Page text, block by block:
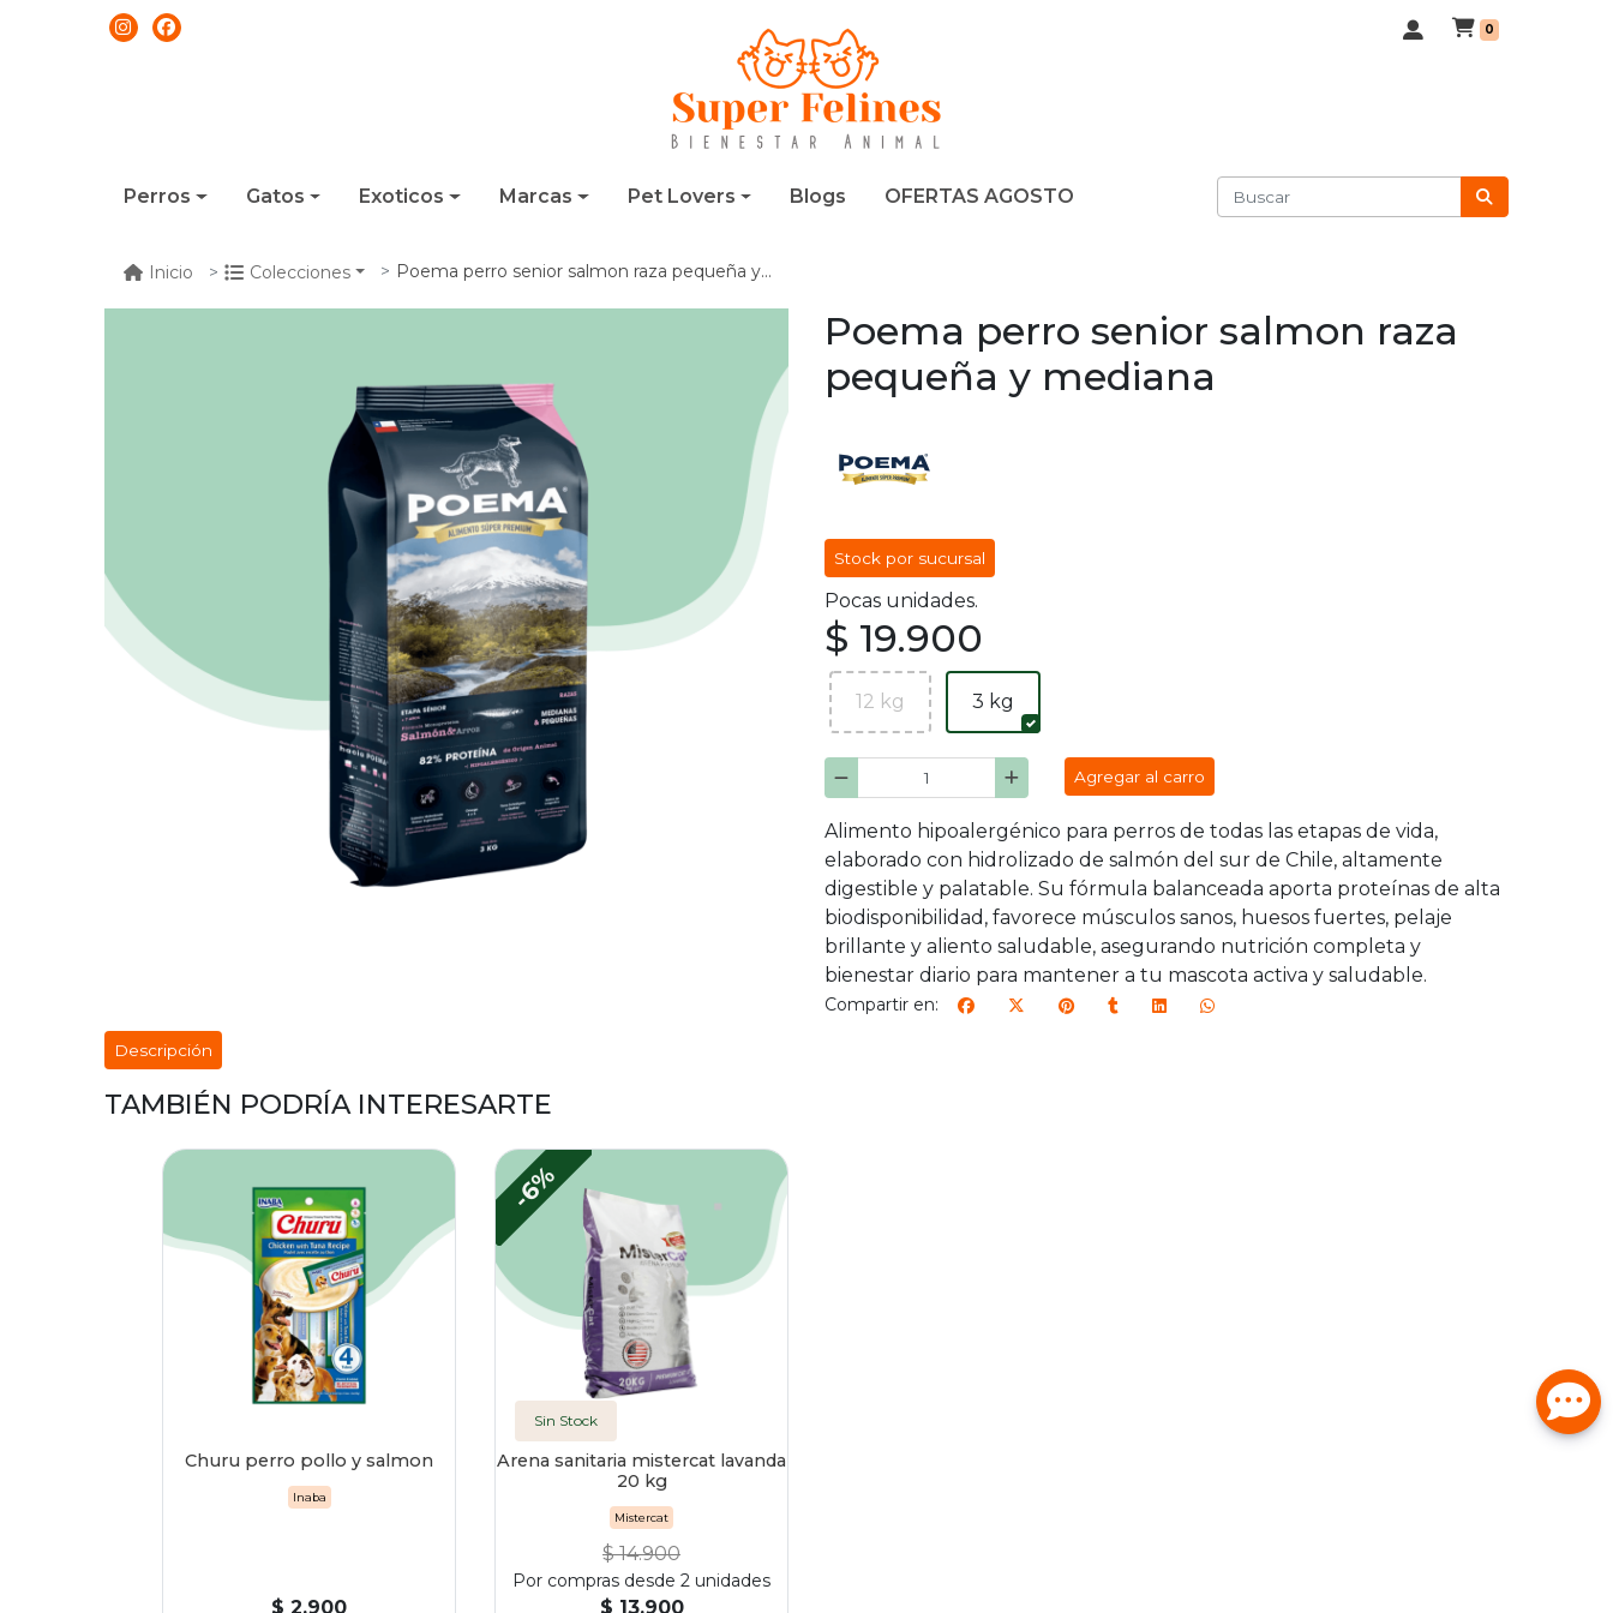
0
Perros Gatos Exoticos Marcas Pet Lovers Blogs OFERTAS AGOSTO
Inicio Colecciones Poema perro senior salmon raza pequeña y mediana
Poema perro senior salmon raza
pequeña y mediana
Stock por sucursal
Pocas unidades.
$ 19.900
12 kg 3 kg
Agregar al carro
Alimento hipoalergénico para perros de todas las etapas de vida,
elaborado con hidrolizado de salmón del sur de Chile, altamente
digestible y palatable. Su fórmula balanceada aporta proteínas de alta
biodisponibilidad, favorece músculos sanos, huesos fuertes, pelaje
brillante y aliento saludable, asegurando nutrición completa y
bienestar diario para mantener a tu mascota activa y saludable.
Compartir en:
Descripción
TAMBIÉN PODRÍA INTERESARTE
Churu perro pollo y salmon
Inaba
$ 2.900
-6%
Sin Stock
Arena sanitaria mistercat lavanda
20 kg
Mistercat
$ 14.900
Por compras desde 2 unidades
$ 13.900